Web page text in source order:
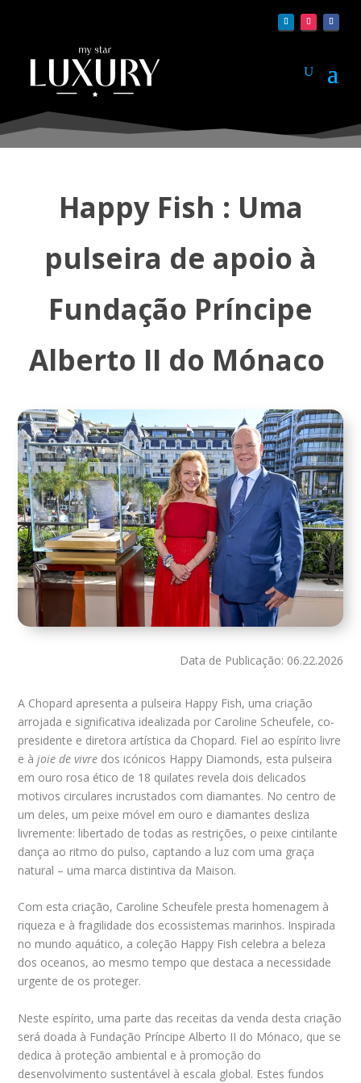
Happy Fish : Uma
pulseira de apoio à
Fundação Príncipe
Alberto II do Mónaco
Data de Publicação: 06.22.2026
A Chopard apresenta a pulseira Happy Fish, uma criação
arrojada e significativa idealizada por Caroline Scheufele, co-
presidente e diretora artística da Chopard. Fiel ao espírito livre
e àjoie de vivre dos icónicos Happy Diamonds, esta pulseira
em ouro rosa ético de 18 quilates revela dois delicados
motivos circulares incrustados com diamantes. No centro de
um deles, um peixe móvel em ouro e diamantes desliza
livremente: libertado de todas as restrições, o peixe cintilante
dança ao ritmo do pulso, captando a luz com uma graça
natural – uma marca distintiva da Maison.
Com esta criação, Caroline Scheufele presta homenagem à
riqueza e à fragilidade dos ecossistemas marinhos. Inspirada
no mundo aquático, a coleção Happy Fish celebra a beleza
dos oceanos, ao mesmo tempo que destaca a necessidade
urgente de os proteger.
Neste espírito, uma parte das receitas da venda desta criação
será doada à Fundação Príncipe Alberto II do Mónaco, que se
dedica à proteção ambiental e à promoção do
desenvolvimento sustentável à escala global. Estes fundos